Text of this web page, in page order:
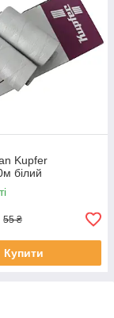
Kupfer
білий
55 ₴
Купити